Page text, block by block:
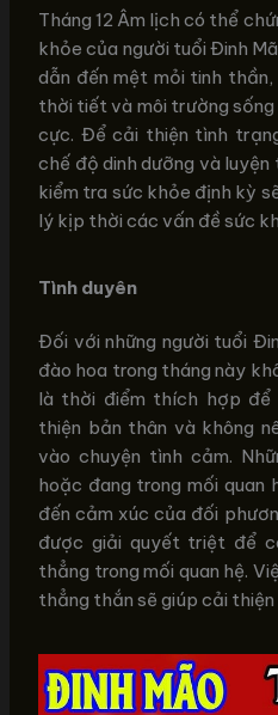
Tháng 12 Âm lịch có thể
khỏe của người tuổi Đinh
dẫn đến mệt mỏi tinh
thời tiết và môi trường
cực. Để cải thiện tình
chế độ dinh dưỡng và
kiểm tra sức khỏe định kỳ
lý kịp thời các vấn đề sức
Tình duyên
Đối với những người tuổi
đào hoa trong tháng này
là thời điểm thích hợp
thiện bản thân và không
vào chuyện tình cảm.
hoặc đang trong mối quan
đến cảm xúc của đối
được giải quyết triệt để
thẳng trong mối quan hệ.
thẳng thắn sẽ giúp cải thiện